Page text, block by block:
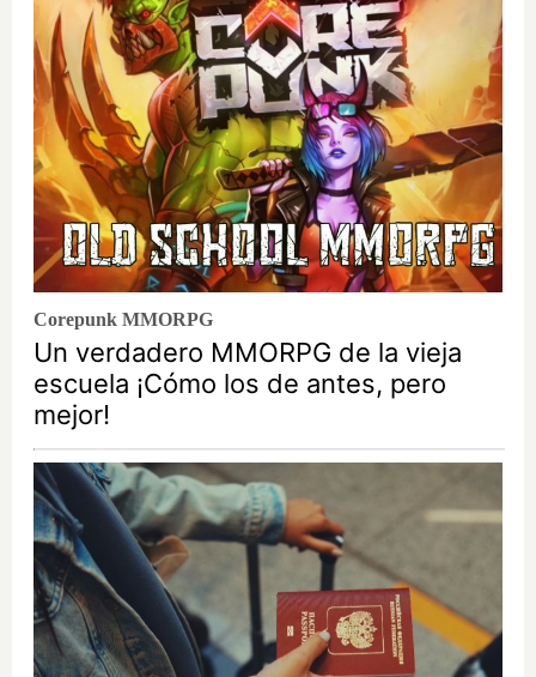
Corepunk MMORPG
Un verdadero MMORPG de la vieja
escuela ¡Cómo los de antes, pero
mejor!